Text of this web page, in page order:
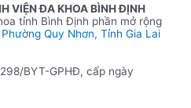
VIỆN ĐA KHOA BÌNH ĐỊNH
tỉnh Bình Định phần mở rộng
Quy Nhơn, Tỉnh Gia Lai
BYT-GPHĐ, cấp ngày